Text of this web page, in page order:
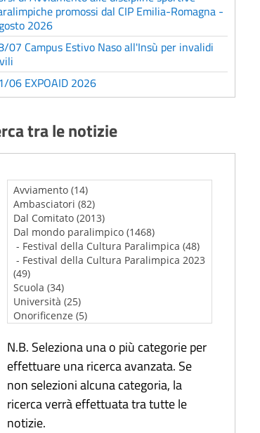
promossi dal CIP Emilia-Romagna -
2026
07 Campus Estivo Naso all'Insù per invalidi
06 EXPOAID 2026
tra le notizie
N.B. Seleziona una o più categorie per
effettuare una ricerca avanzata. Se
non selezioni alcuna categoria, la
ricerca verrà effettuata tra tutte le
notizie.